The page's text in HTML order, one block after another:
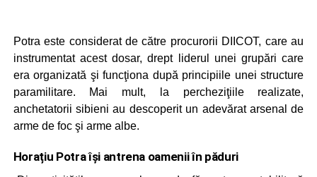
Potra este considerat de către procurorii DIICOT, care au
instrumentat acest dosar, drept liderul unei grupări care
era organizată şi funcţiona după principiile unei structure
paramilitare. Mai mult, la percheziţiile realizate,
anchetatorii sibieni au descoperit un adevărat arsenal de
arme de foc şi arme albe.
Horațiu Potra își antrena oamenii în păduri